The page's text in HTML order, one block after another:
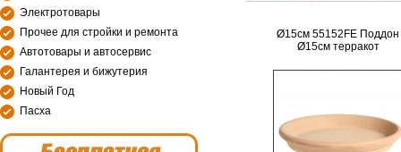
Электротовары
Прочее для стройки и ремонта
Автотовары и автосервис
Галантерея и бижутерия
Новый Год
Пасха
Ø15см 55152FE Поддон
Ø15см терракот